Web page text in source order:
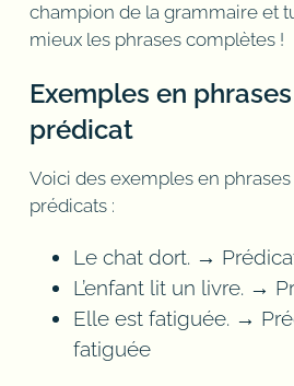
champion de la grammaire et
mieux les phrases complètes !
Exemples en
prédicat
Voici des exemples en
prédicats :
Le chat dort. →
L’enfant lit un livre. →
Elle est fatiguée. →
fatiguée